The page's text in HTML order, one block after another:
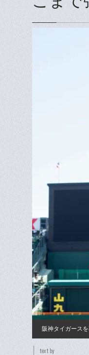
阪神タイガース
text by